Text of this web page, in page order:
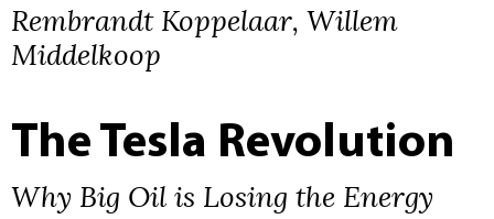
Rembrandt Koppelaar, Willem
Middelkoop
The Tesla Revolution
Why Big Oil is Losing the Energy